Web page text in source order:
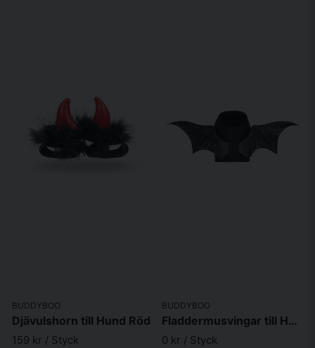
BUDDYBOO
Djävulshorn till Hund Röd
159 kr / Styck
BUDDYBOO
Fladdermusvingar till Hund
0 kr / Styck